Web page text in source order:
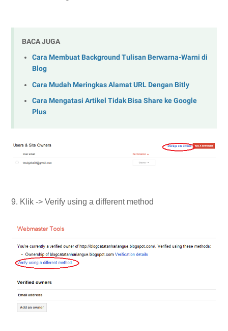
BACA JUGA
Cara Membuat Background Tulisan Berwarna-Warni di
Blog
Cara Mudah Meringkas Alamat URL Dengan Bitly
Cara Mengatasi Artikel Tidak Bisa Share ke Google
Plus
9. Klik -> Verify using a different method